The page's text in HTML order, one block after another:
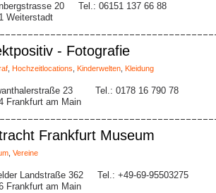
20
Weiterstadt
Tel.: 06151 137 66 88
- Fotografie
Hochzeitlocations Kinderwelten Kleidung
23
Frankfurt am Main
Tel.: 0178 16 790 78
Frankfurt Museum
Vereine
Landstraße 362
Frankfurt am Main
Tel.: +49-69-95503275